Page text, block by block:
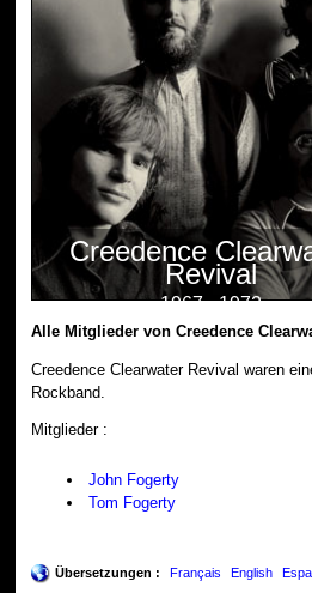
Creedence
Revival
1967 - 1972
Alle Mitglieder von Creedence
Creedence Clearwater Revival waren
Rockband.
Mitglieder :
John Fogerty
Tom Fogerty
Übersetzungen : Français English